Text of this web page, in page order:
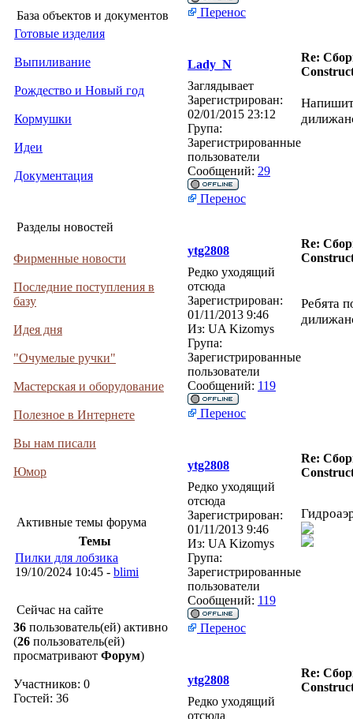
База объектов и документов
Готовые изделия
Выпиливание
Рождество и Новый год
Кормушки
Идеи
Документация
Разделы новостей
Фирменные новости
Последние поступления в
базу
Идея дня
"Очумелые ручки"
Мастерская и оборудование
Полезное в Интернете
Вы нам писали
Юмор
Активные темы форума
Темы
Пилки для лобзика
19/10/2024 10:45 - blimi
Сейчас на сайте
36 пользователь(ей) активно
(26 пользователь(ей)
просматривают Форум)
Участников: 0
Гостей: 36
Перенос
Lady_N
Re:
Заглядывает
Зарегистрирован:
02/01/2015 23:12
Група:
Зарегистрированные
пользователи
Сообщений: 29
Перенос
ytg2808
Re:
Редко уходящий
отсюда
Зарегистрирован:
01/11/2013 9:46
Из: UA Kizomys
Група:
Зарегистрированные
пользователи
Сообщений: 119
Ребята
Перенос
ytg2808
Re:
Редко уходящий
отсюда
Зарегистрирован:
01/11/2013 9:46
Из: UA Kizomys
Група:
Зарегистрированные
пользователи
Сообщений: 119
Перенос
ytg2808
Re:
Редко уходящий
отсюда